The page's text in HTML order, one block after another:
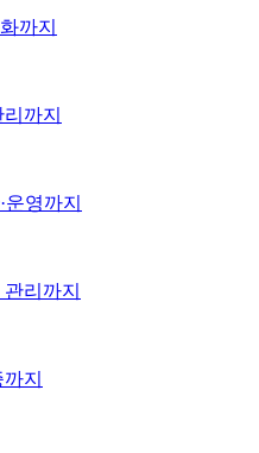
까지
까지
영까지
리까지
지